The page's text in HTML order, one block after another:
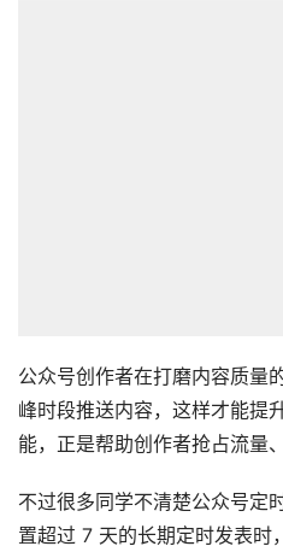
公众号创作者在打磨内容质量
峰时段推送内容，这样才能提
能，正是帮助创作者抢占流量
不过很多同学不清楚公众号定
置超过 7 天的长期定时发表时